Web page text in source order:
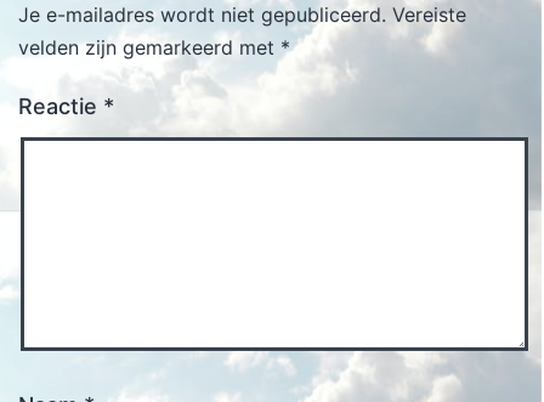
Je e-mailadres wordt niet gepubliceerd. Vereiste
velden zijn gemarkeerd met *
Reactie *